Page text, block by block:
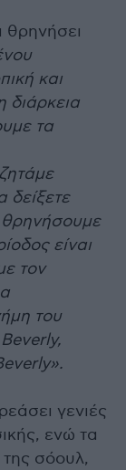
θρηνήσει
και
διάρκεια
τα
δείξετε
θρηνήσουμε
είναι
τον
του
γενιές
ενώ τα
της σόουλ,